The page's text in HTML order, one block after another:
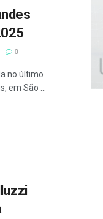
0
no último
em São ...